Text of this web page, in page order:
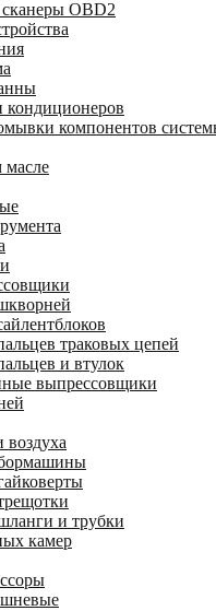
OBD2
кондиционеров
компонентов
масле
траковых цепей
и втулок
выпрессовщики
воздуха
и трубки
камер